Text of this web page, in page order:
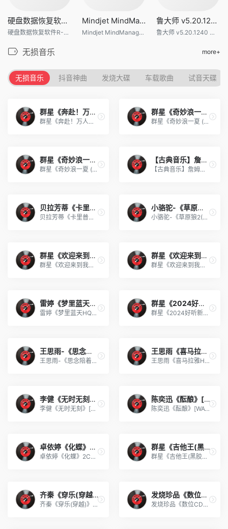
硬盘数据恢复软件R-Studio 8.1
硬盘数据恢复软件R-Studio 8.14.179623
Mindjet MindManager 2021 官方
Mindjet MindManager 2021 官方中文版
鲁大师 v5.20.1240 去广告纯净
鲁大师 v5.20.1240 去广告纯净版绿色单文件
无损音乐 more+
无损音乐 抖音神曲 发烧大碟 车载歌曲 试音天碟
群星《奔赴！万人现场 第2期》
群星《奔赴！万人现场 第2期》[FLAC/分轨][518.87MB]
群星《奇妙浪一夏 (上海迪士
群星《奇妙浪一夏 (上海迪士尼度假区音乐)》[320K/MP3][43.91MB]
群星《奇妙浪一夏 (上海迪士
群星《奇妙浪一夏 (上海迪士尼度假区音乐)》[FLAC/分轨][140.49MB]
【古典音乐】詹姆斯·高威《季
【古典音乐】詹姆斯·高威《季节》1993[WAV+CUE]
贝拉芳蒂《卡里普索之王》SA
贝拉芳蒂《卡里普索之王》SACD[WAV+CUE]
小骆驼-《草原狼2(蓝光CD)》
小骆驼-《草原狼2(蓝光CD)》[原抓WAV+CUE]
群星《欢迎来到我身边 电影原
群星《欢迎来到我身边 电影原声专辑》[320K/MP3][105.02MB]
群星《欢迎来到我身边 电影原
群星《欢迎来到我身边 电影原声专辑》[FLAC/分轨][480.9MB]
雷婷《梦里蓝天HQⅡ》 2023头
雷婷《梦里蓝天HQⅡ》 2023头版限量编号低速原抓[WAV+CUE][463M]
群星《2024好听新歌42》AI调
群星《2024好听新歌42》AI调整音效【WAV分轨】
王思雨-《思念陪着鸿雁飞》W
王思雨-《思念陪着鸿雁飞》WAV
王思雨《喜马拉雅HQ》头版限
王思雨《喜马拉雅HQ》头版限量编号[WAV+CUE]
李健《无时无刻》[WAV+CUE][
李健《无时无刻》[WAV+CUE][590M]
陈奕迅《酝酿》[WAV分轨][50
陈奕迅《酝酿》[WAV分轨][502M]
卓依婷《化蝶》2CD[WAV+CUE]
卓依婷《化蝶》2CD[WAV+CUE][1.1G]
群星《吉他王(黑胶CD)》[WAV
群星《吉他王(黑胶CD)》[WAV+CUE]
齐秦《穿乐(穿越)》[WAV+CUE
齐秦《穿乐(穿越)》[WAV+CUE]
发烧珍品《数位CD音响测试-动
发烧珍品《数位CD音响测试-动向效果（九）》【WAV+CUE】